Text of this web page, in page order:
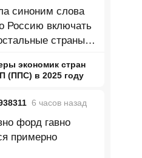
синоним слова
Россию включать
страны
экономик стран
(ППС) в 2025 году
6 часов назад
форд гавно
примерно